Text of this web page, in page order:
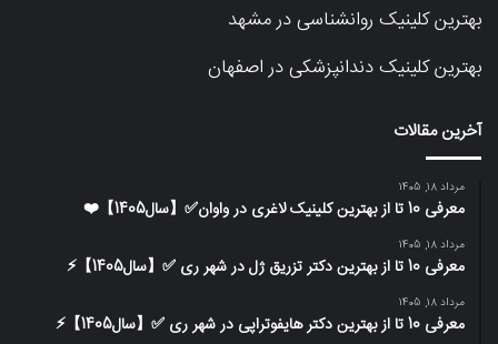
بهترین کلینیک روانشناسی در مشهد
بهترین کلینیک دندانپزشکی در اصفهان
آخرین مقالات
مرداد 18, 1405
معرفی 10 تا از بهترین کلینیک لاغری در واوان✅【سال1405】❤️
مرداد 18, 1405
معرفی 10 تا از بهترین دکتر تزریق ژل در شهر ری ✅【سال1405】⚡️
مرداد 18, 1405
معرفی 10 تا از بهترین دکتر هایفوتراپی در شهر ری ✅【سال1405】⚡️